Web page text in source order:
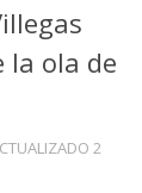
la ola de
2